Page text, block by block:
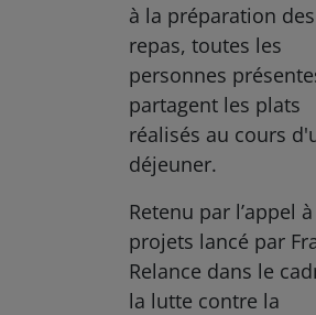
à la préparation des
repas, toutes les
personnes
partagent les plats
réalisés au cours
déjeuner.
Retenu par l’appel à
projets lancé par
Relance dans le
la lutte contre la